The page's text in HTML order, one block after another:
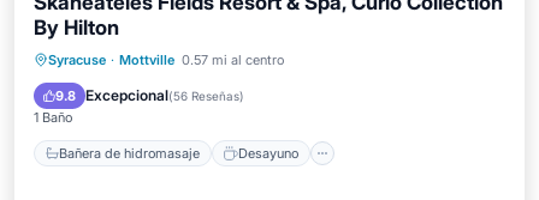
By Hilton
Syracuse · Mottville 0.57 mi al centro
9.8 Excepcional(56 Reseñas)
1 Baño
Bañera de hidromasaje Desayuno
Bañera de hidromasaje
Aparcamiento